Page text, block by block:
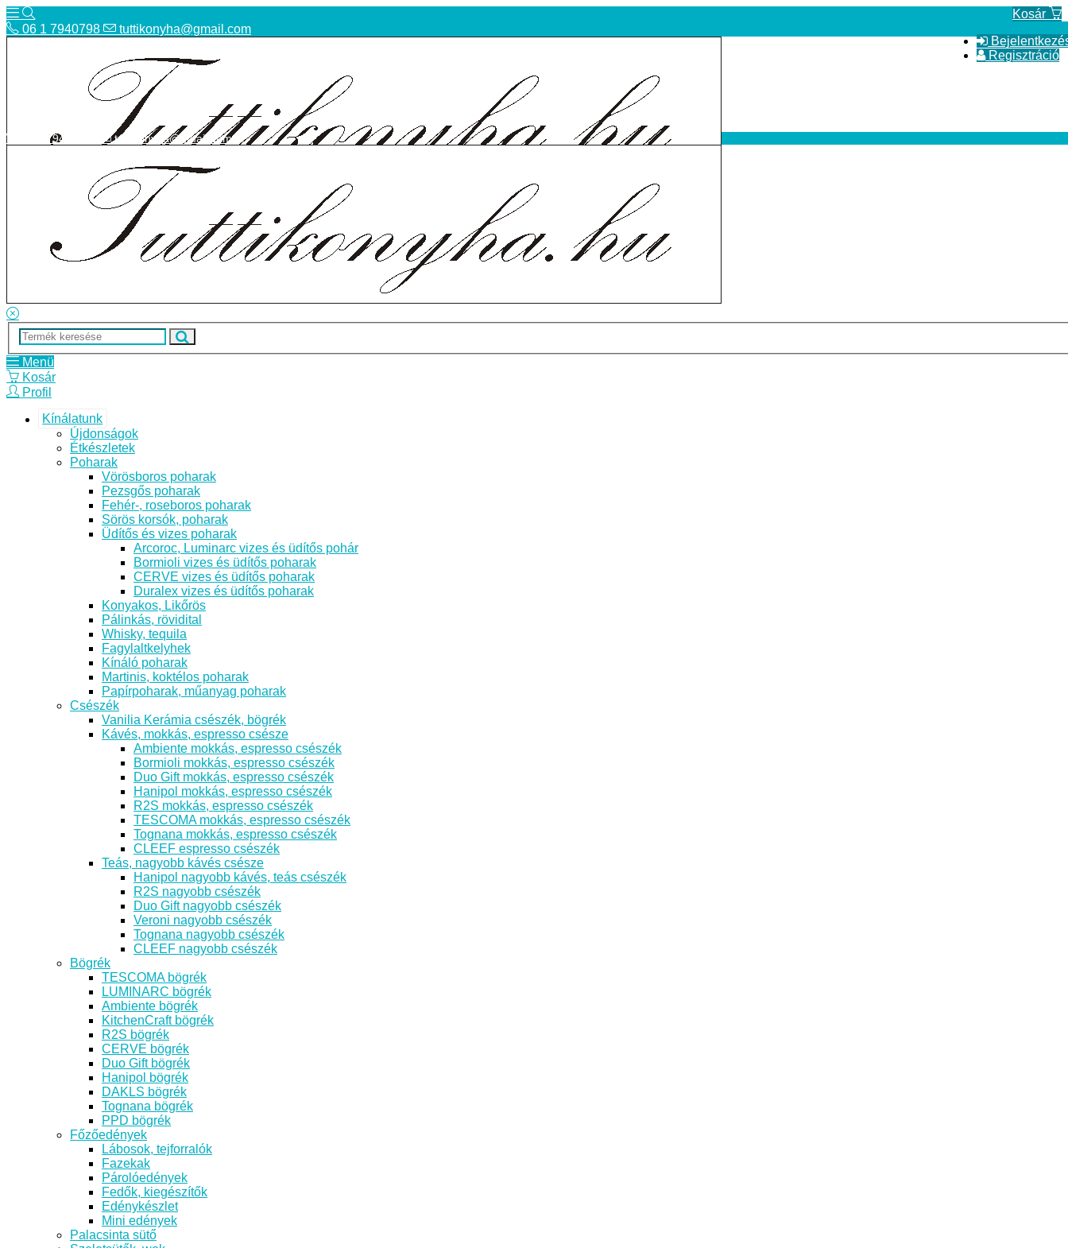
Kosár
Regisztráció
06 1 7940798 tuttikonyha@gmail.com
Bolt
ÁSZF
06 1 7940798 tuttikonyha@gmail.com
Menü
Kosár
Profil
Kínálatunk
Újdonságok
Étkészletek
Poharak
Vörösboros poharak
Pezsgős poharak
Fehér-, roseboros poharak
Sörös korsók, poharak
Üdítős és vizes poharak
Arcoroc, Luminarc vizes és üdítős pohár
Bormioli vizes és üdítős poharak
CERVE vizes és üdítős poharak
Duralex vizes és üdítős poharak
Konyakos, Likőrös
Pálinkás, rövidital
Whisky, tequila
Fagylaltkelyhek
Kínáló poharak
Martinis, koktélos poharak
Papírpoharak, műanyag poharak
Csészék
Vanilia Kerámia csészék, bögrék
Kávés, mokkás, espresso csésze
Ambiente mokkás, espresso csészék
Bormioli mokkás, espresso csészék
Duo Gift mokkás, espresso csészék
Hanipol mokkás, espresso csészék
R2S mokkás, espresso csészék
TESCOMA mokkás, espresso csészék
Tognana mokkás, espresso csészék
CLEEF espresso csészék
Teás, nagyobb kávés csésze
Hanipol nagyobb kávés, teás csészék
R2S nagyobb csészék
Duo Gift nagyobb csészék
Veroni nagyobb csészék
Tognana nagyobb csészék
CLEEF nagyobb csészék
Bögrék
TESCOMA bögrék
LUMINARC bögrék
Ambiente bögrék
KitchenCraft bögrék
R2S bögrék
CERVE bögrék
Duo Gift bögrék
Hanipol bögrék
DAKLS bögrék
Tognana bögrék
PPD bögrék
Főzőedények
Lábosok, tejforralók
Fazekak
Párolóedények
Fedők, kiegészítők
Edénykészlet
Mini edények
Palacsinta sütő